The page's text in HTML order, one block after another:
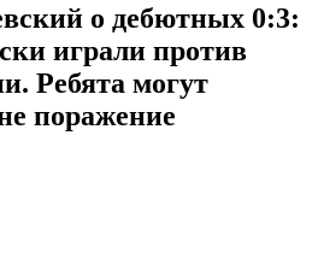
о дебютных 0:3:
играли против
Ребята могут
поражение